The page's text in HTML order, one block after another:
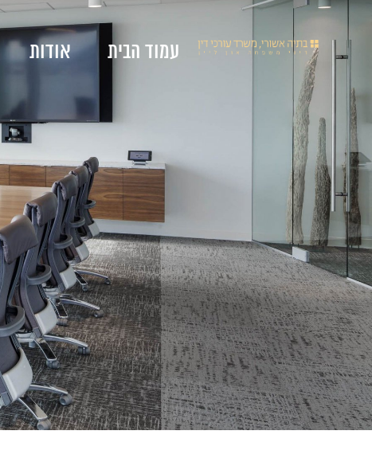
עמוד הבית אודות